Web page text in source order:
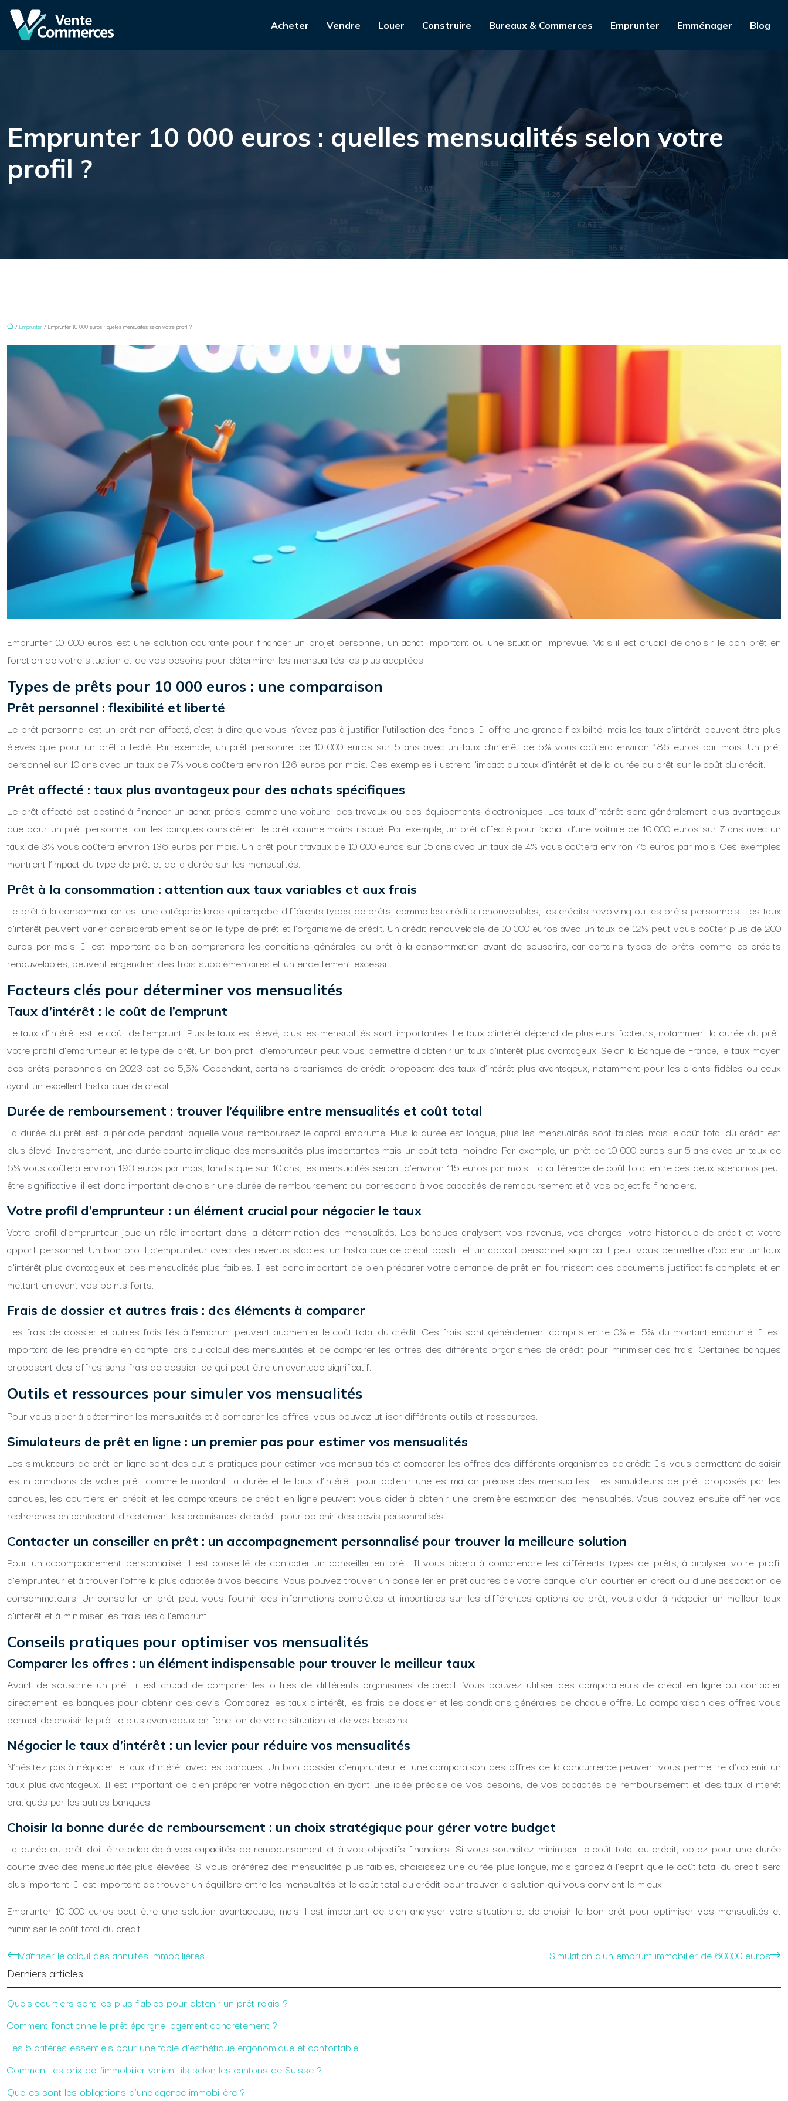
Acheter Vendre Louer Construire Bureaux & Commerces Emprunter Emménager Blog
Emprunter 10 000 euros : quelles mensualités selon votre
profil ?
/ Emprunter / Emprunter 10 000 euros : quelles mensualités selon votre profil ?
Emprunter 10 000 euros est une solution courante pour financer un projet personnel, un achat important ou une situation imprévue. Mais il est crucial de choisir le bon prêt en
fonction de votre situation et de vos besoins pour déterminer les mensualités les plus adaptées.
Types de prêts pour 10 000 euros : une comparaison
Prêt personnel : flexibilité et liberté
Le prêt personnel est un prêt non affecté, c’est-à-dire que vous n’avez pas à justifier l’utilisation des fonds. Il offre une grande flexibilité, mais les taux d’intérêt peuvent être plus
élevés que pour un prêt affecté. Par exemple, un prêt personnel de 10 000 euros sur 5 ans avec un taux d’intérêt de 5% vous coûtera environ 186 euros par mois. Un prêt
personnel sur 10 ans avec un taux de 7% vous coûtera environ 126 euros par mois. Ces exemples illustrent l’impact du taux d’intérêt et de la durée du prêt sur le coût du crédit.
Prêt affecté : taux plus avantageux pour des achats spécifiques
Le prêt affecté est destiné à financer un achat précis, comme une voiture, des travaux ou des équipements électroniques. Les taux d’intérêt sont généralement plus avantageux
que pour un prêt personnel, car les banques considèrent le prêt comme moins risqué. Par exemple, un prêt affecté pour l’achat d’une voiture de 10 000 euros sur 7 ans avec un
taux de 3% vous coûtera environ 136 euros par mois. Un prêt pour travaux de 10 000 euros sur 15 ans avec un taux de 4% vous coûtera environ 75 euros par mois. Ces exemples
montrent l’impact du type de prêt et de la durée sur les mensualités.
Prêt à la consommation : attention aux taux variables et aux frais
Le prêt à la consommation est une catégorie large qui englobe différents types de prêts, comme les crédits renouvelables, les crédits revolving ou les prêts personnels. Les taux
d’intérêt peuvent varier considérablement selon le type de prêt et l’organisme de crédit. Un crédit renouvelable de 10 000 euros avec un taux de 12% peut vous coûter plus de 200
euros par mois. Il est important de bien comprendre les conditions générales du prêt à la consommation avant de souscrire, car certains types de prêts, comme les crédits
renouvelables, peuvent engendrer des frais supplémentaires et un endettement excessif.
Facteurs clés pour déterminer vos mensualités
Taux d’intérêt : le coût de l’emprunt
Le taux d’intérêt est le coût de l’emprunt. Plus le taux est élevé, plus les mensualités sont importantes. Le taux d’intérêt dépend de plusieurs facteurs, notamment la durée du prêt,
votre profil d’emprunteur et le type de prêt. Un bon profil d’emprunteur peut vous permettre d’obtenir un taux d’intérêt plus avantageux. Selon la Banque de France, le taux moyen
des prêts personnels en 2023 est de 5,5%. Cependant, certains organismes de crédit proposent des taux d’intérêt plus avantageux, notamment pour les clients fidèles ou ceux
ayant un excellent historique de crédit.
Durée de remboursement : trouver l’équilibre entre mensualités et coût total
La durée du prêt est la période pendant laquelle vous remboursez le capital emprunté. Plus la durée est longue, plus les mensualités sont faibles, mais le coût total du crédit est
plus élevé. Inversement, une durée courte implique des mensualités plus importantes mais un coût total moindre. Par exemple, un prêt de 10 000 euros sur 5 ans avec un taux de
6% vous coûtera environ 193 euros par mois, tandis que sur 10 ans, les mensualités seront d’environ 115 euros par mois. La différence de coût total entre ces deux scenarios peut
être significative, il est donc important de choisir une durée de remboursement qui correspond à vos capacités de remboursement et à vos objectifs financiers.
Votre profil d’emprunteur : un élément crucial pour négocier le taux
Votre profil d’emprunteur joue un rôle important dans la détermination des mensualités. Les banques analysent vos revenus, vos charges, votre historique de crédit et votre
apport personnel. Un bon profil d’emprunteur avec des revenus stables, un historique de crédit positif et un apport personnel significatif peut vous permettre d’obtenir un taux
d’intérêt plus avantageux et des mensualités plus faibles. Il est donc important de bien préparer votre demande de prêt en fournissant des documents justificatifs complets et en
mettant en avant vos points forts.
Frais de dossier et autres frais : des éléments à comparer
Les frais de dossier et autres frais liés à l’emprunt peuvent augmenter le coût total du crédit. Ces frais sont généralement compris entre 0% et 5% du montant emprunté. Il est
important de les prendre en compte lors du calcul des mensualités et de comparer les offres des différents organismes de crédit pour minimiser ces frais. Certaines banques
proposent des offres sans frais de dossier, ce qui peut être un avantage significatif.
Outils et ressources pour simuler vos mensualités
Pour vous aider à déterminer les mensualités et à comparer les offres, vous pouvez utiliser différents outils et ressources.
Simulateurs de prêt en ligne : un premier pas pour estimer vos mensualités
Les simulateurs de prêt en ligne sont des outils pratiques pour estimer vos mensualités et comparer les offres des différents organismes de crédit. Ils vous permettent de saisir
les informations de votre prêt, comme le montant, la durée et le taux d’intérêt, pour obtenir une estimation précise des mensualités. Les simulateurs de prêt proposés par les
banques, les courtiers en crédit et les comparateurs de crédit en ligne peuvent vous aider à obtenir une première estimation des mensualités. Vous pouvez ensuite affiner vos
recherches en contactant directement les organismes de crédit pour obtenir des devis personnalisés.
Contacter un conseiller en prêt : un accompagnement personnalisé pour trouver la meilleure solution
Pour un accompagnement personnalisé, il est conseillé de contacter un conseiller en prêt. Il vous aidera à comprendre les différents types de prêts, à analyser votre profil
d’emprunteur et à trouver l’offre la plus adaptée à vos besoins. Vous pouvez trouver un conseiller en prêt auprès de votre banque, d’un courtier en crédit ou d’une association de
consommateurs. Un conseiller en prêt peut vous fournir des informations complètes et impartiales sur les différentes options de prêt, vous aider à négocier un meilleur taux
d’intérêt et à minimiser les frais liés à l’emprunt.
Conseils pratiques pour optimiser vos mensualités
Comparer les offres : un élément indispensable pour trouver le meilleur taux
Avant de souscrire un prêt, il est crucial de comparer les offres de différents organismes de crédit. Vous pouvez utiliser des comparateurs de crédit en ligne ou contacter
directement les banques pour obtenir des devis. Comparez les taux d’intérêt, les frais de dossier et les conditions générales de chaque offre. La comparaison des offres vous
permet de choisir le prêt le plus avantageux en fonction de votre situation et de vos besoins.
Négocier le taux d’intérêt : un levier pour réduire vos mensualités
N’hésitez pas à négocier le taux d’intérêt avec les banques. Un bon dossier d’emprunteur et une comparaison des offres de la concurrence peuvent vous permettre d’obtenir un
taux plus avantageux. Il est important de bien préparer votre négociation en ayant une idée précise de vos besoins, de vos capacités de remboursement et des taux d’intérêt
pratiqués par les autres banques.
Choisir la bonne durée de remboursement : un choix stratégique pour gérer votre budget
La durée du prêt doit être adaptée à vos capacités de remboursement et à vos objectifs financiers. Si vous souhaitez minimiser le coût total du crédit, optez pour une durée
courte avec des mensualités plus élevées. Si vous préférez des mensualités plus faibles, choisissez une durée plus longue, mais gardez à l’esprit que le coût total du crédit sera
plus important. Il est important de trouver un équilibre entre les mensualités et le coût total du crédit pour trouver la solution qui vous convient le mieux.
Emprunter 10 000 euros peut être une solution avantageuse, mais il est important de bien analyser votre situation et de choisir le bon prêt pour optimiser vos mensualités et
minimiser le coût total du crédit.
Maîtriser le calcul des annuités immobilières
Simulation d’un emprunt immobilier de 60000 euros
Derniers articles
Quels courtiers sont les plus fiables pour obtenir un prêt relais ?
Comment fonctionne le prêt épargne logement concrètement ?
Les 5 critères essentiels pour une table d’esthétique ergonomique et confortable
Comment les prix de l’immobilier varient-ils selon les cantons de Suisse ?
Quelles sont les obligations d’une agence immobilière ?